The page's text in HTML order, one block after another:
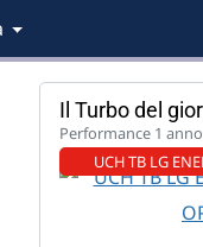
Il Turbo del
Performance 1 anno
UCH TB LG